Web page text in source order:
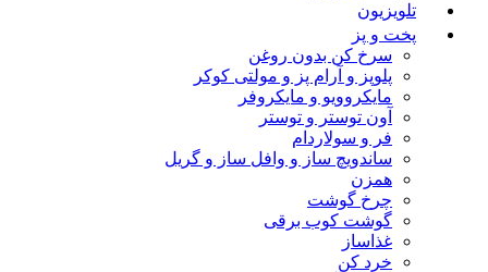
تلویزیون
پخت و پز
سرخ کن بدون روغن
پلوپز و آرام پز و مولتی کوکر
مایکروویو و مایکروفر
آون توستر و توستر
فر و سولاردام
ساندویچ ساز و وافل ساز و گریل
همزن
چرخ گوشت
گوشت کوب برقی
غذاساز
خرد کن